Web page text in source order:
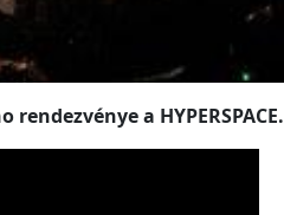
a HYPERSPACE.